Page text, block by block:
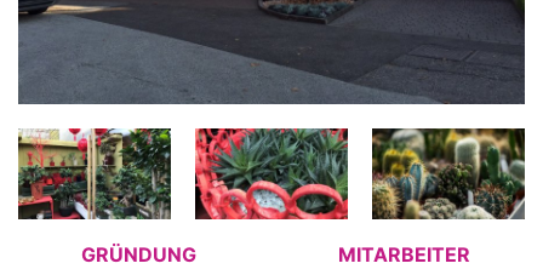
GRÜNDUNG MITARBEITER